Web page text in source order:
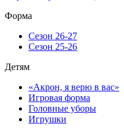
Форма
Сезон 26-27
Сезон 25-26
Детям
«Акрон, я верю в вас»
Игровая форма
Головные уборы
Игрушки